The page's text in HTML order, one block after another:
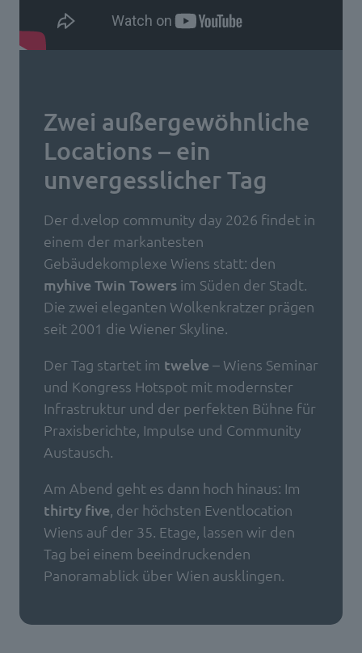
Zwei außergewöhnliche
Locations – ein
unvergesslicher Tag
Der d.velop community day 2026 findet in
einem der markantesten
Gebäudekomplexe Wiens statt: den
myhive Twin Towers im Süden der Stadt.
Die zwei eleganten Wolkenkratzer prägen
seit 2001 die Wiener Skyline.
Der Tag startet im twelve – Wiens Seminar
und Kongress Hotspot mit modernster
Infrastruktur und der perfekten Bühne für
Praxisberichte, Impulse und Community
Austausch.
Am Abend geht es dann hoch hinaus: Im
thirty five , der höchsten Eventlocation
Wiens auf der 35. Etage, lassen wir den
Tag bei einem beeindruckenden
Panoramablick über Wien ausklingen.